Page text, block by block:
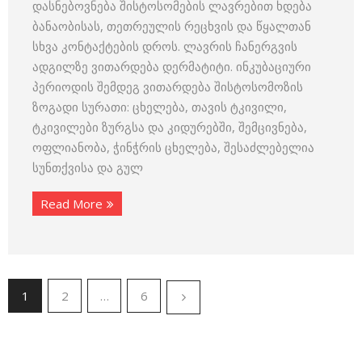
დასნებოვნება შისტოსომების ლავრებით ხდება
ბანაობისას, თეთრეულის რეცხვის და წყალთან
სხვა კონტაქტების დროს. ლავრის ჩანერგვის
ადგილზე ვითარდება დერმატიტი. ინკუბაციური
პერიოდის შემდეგ ვითარდება შისტოსომოზის
ზოგადი სურათი: ცხელება, თავის ტკივილი,
ტკივილები ზურგსა და კიდურებში, შემცივნება,
ოფლიანობა, ჭინჭრის ცხელება, შესაძლებელია
სუნთქვისა და გულ
Read More
1 2 … 6